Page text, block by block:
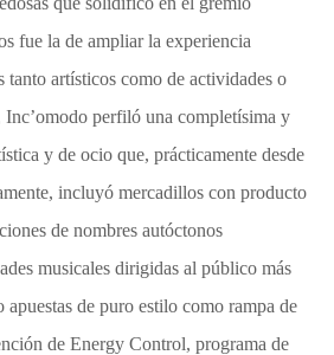
fue la de ampliar la experiencia
tanto artísticos como de actividades o
perfiló una completísima y
y de ocio que, prácticamente desde
incluyó mercadillos con producto
de nombres autóctonos
musicales dirigidas al público más
de puro estilo como rampa de
de Energy Control, programa de